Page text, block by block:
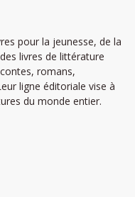
pour la jeunesse, de la
livres de littérature
romans,
ligne éditoriale vise à
du monde entier.